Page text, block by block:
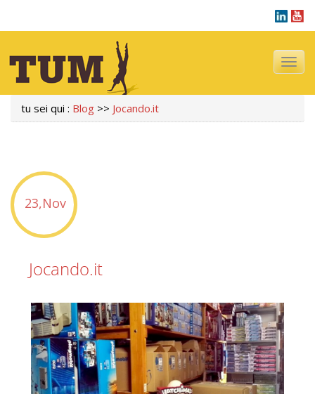
tu sei qui : Blog >> Jocando.it
23,Nov
Jocando.it